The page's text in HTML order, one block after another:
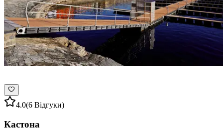
4.0(6 Відгуки)
Кастона